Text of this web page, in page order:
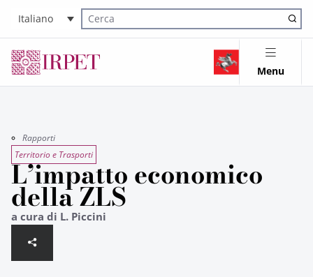
Italiano
Cerca nel sito
Menu
Rapporti
Territorio e Trasporti
L’impatto economico
della ZLS
a cura di L. Piccini